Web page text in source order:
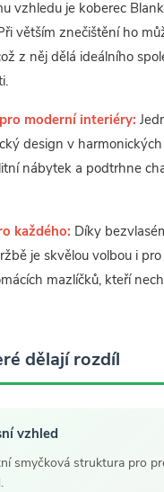
vzhledu je koberec
větším znečištění ho
z něj dělá ideálního
moderní interiéry:
design v
nábytek a podtrhne
každého: Díky
je skvělou volbou i
mazlíčků, kteří
dělají rozdíl
vzhled
smyčková struktura pro